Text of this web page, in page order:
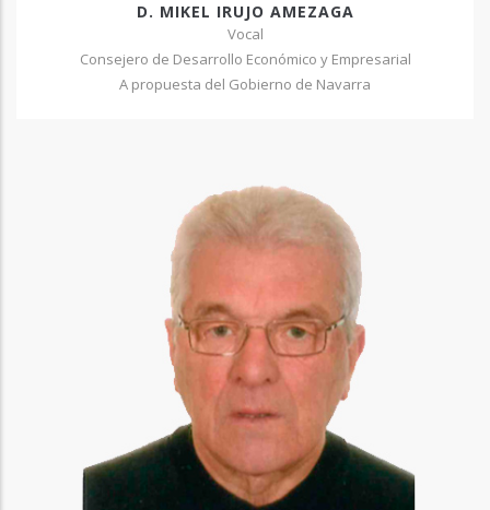
D. MIKEL IRUJO AMEZAGA
Vocal
Consejero de Desarrollo Económico y Empresarial
A propuesta del Gobierno de Navarra